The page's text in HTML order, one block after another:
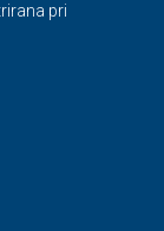
pri